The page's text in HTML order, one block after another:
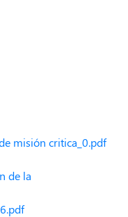
misión critica_0.pdf
de la